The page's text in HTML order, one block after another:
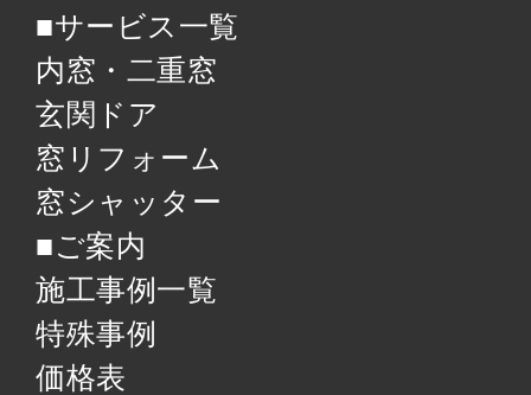
■サービス一覧
内窓・二重窓
玄関ドア
窓リフォーム
窓シャッター
■ご案内
施工事例一覧
特殊事例
価格表